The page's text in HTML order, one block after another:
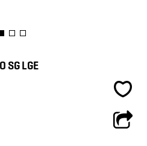
SG LGE